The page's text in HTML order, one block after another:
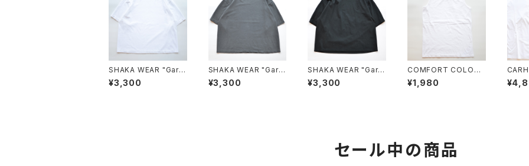
SHAKA WEAR "Garm
ent Dye Drop Shoul
der 7.5 OZ"
¥3,300
SHAKA WEAR "Garm
ent Dye Drop Shoul
der 7.5 OZ"
¥3,300
SHAKA WEAR "Garm
ent Dye Drop Shoul
der 7.5 OZ"
¥3,300
COMFORT COLORS
"Garment Dyed 6.1
oz Tank"
¥1,980
FIT
セール中の商品